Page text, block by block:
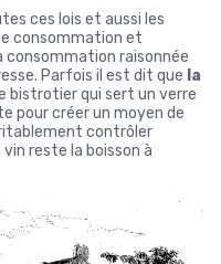
ces lois et aussi les
consommation et
raisonnée
Parfois il est dit que la
bistrotier qui sert un verre
pour créer un moyen de
contrôler
vin reste la boisson à